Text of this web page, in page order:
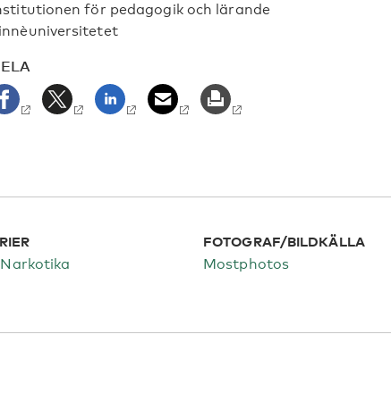
för pedagogik och lärande
Narkotika
FOTOGRAF/BILDKÄLLA
Mostphotos